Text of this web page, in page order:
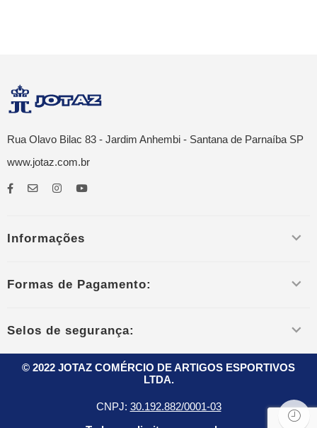
Rua Olavo Bilac 83 - Jardim Anhembi - Santana de Parnaíba SP
www.jotaz.com.br
Informações
Formas de Pagamento:
Selos de segurança:
© 2022 JOTAZ COMÉRCIO DE ARTIGOS ESPORTIVOS
LTDA.
CNPJ: 30.192.882/0001-03